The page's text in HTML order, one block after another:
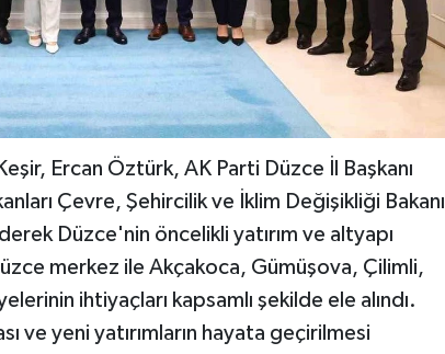
Ercan Öztürk, AK Parti Düzce İl Başkanı
Çevre, Şehircilik ve İklim Değişikliği Bakanı
Düzce'nin öncelikli yatırım ve altyapı
merkez ile Akçakoca, Gümüşova, Çilimli,
ihtiyaçları kapsamlı şekilde ele alındı.
ve yeni yatırımların hayata geçirilmesi